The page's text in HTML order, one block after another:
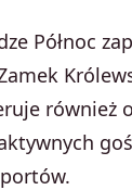
Północ
również